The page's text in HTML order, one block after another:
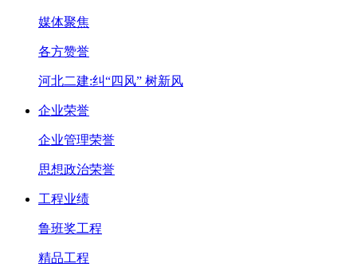
媒体聚焦
各方赞誉
河北二建:纠“四风” 树新风
企业荣誉
企业管理荣誉
思想政治荣誉
工程业绩
鲁班奖工程
精品工程